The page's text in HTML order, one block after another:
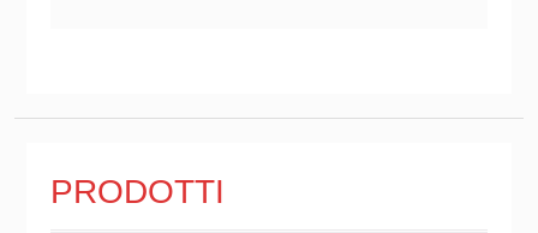
PRODOTTI